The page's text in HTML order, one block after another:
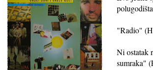
"Radio"
Ni ostatak
sumraka"